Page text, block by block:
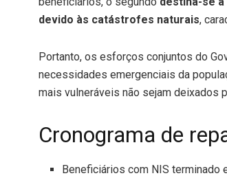
devido às catástrofes naturais,
Portanto, os esforços conjuntos do
necessidades emergenciais da
mais vulneráveis não sejam deixados
Cronograma de
Beneficiários com NIS terminado